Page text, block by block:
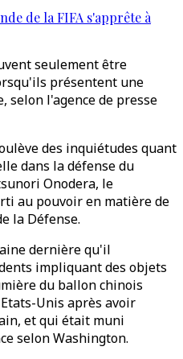
de la FIFA s'apprête à
seulement être
présentent une
selon l'agence de presse
des inquiétudes quant
dans la défense du
Onodera, le
au pouvoir en matière de
la Défense.
dernière qu'il
impliquant des objets
du ballon chinois
Unis après avoir
et qui était muni
selon Washington.